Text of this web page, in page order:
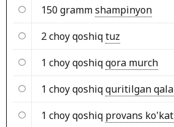
150 grammshampinyon
2 choy qoshiqtuz
1 choy qoshiqqora murch
1 choy qoshiqquritilgan
1 choy qoshiq provans